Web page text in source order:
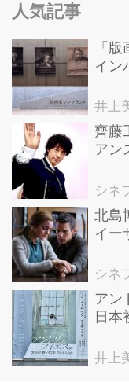
人気記事
「
イン
洋美
井上
齊藤
アン
ナシ
シネ
北島
イー
基づ
シネ
アン
日本
界を
井上